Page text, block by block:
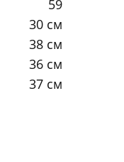
59
30 см
38 см
36 см
37 см